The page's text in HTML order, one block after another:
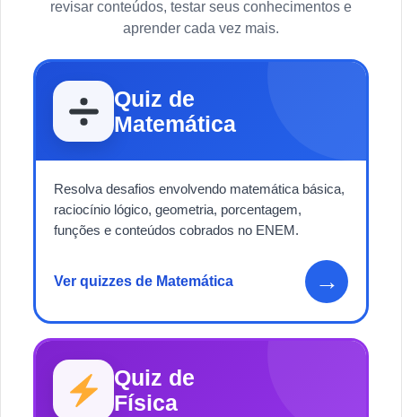
revisar conteúdos, testar seus conhecimentos e
aprender cada vez mais.
Quiz de
Matemática
Resolva desafios envolvendo matemática básica,
raciocínio lógico, geometria, porcentagem,
funções e conteúdos cobrados no ENEM.
Ver quizzes de Matemática →
Quiz de
Física